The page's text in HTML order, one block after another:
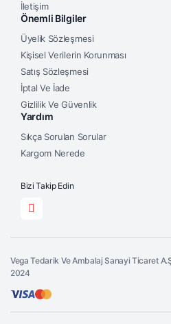
İletişim
Önemli Bilgiler
Üyelik Sözleşmesi
Kişisel Verilerin Korunması
Satış Sözleşmesi
İptal Ve İade
Gizlilik Ve Güvenlik
Yardım
Sıkça Sorulan Sorular
Kargom Nerede
Bizi Takip Edin
Vega Tedarik Ve Ambalaj Sanayi Ticaret
2024